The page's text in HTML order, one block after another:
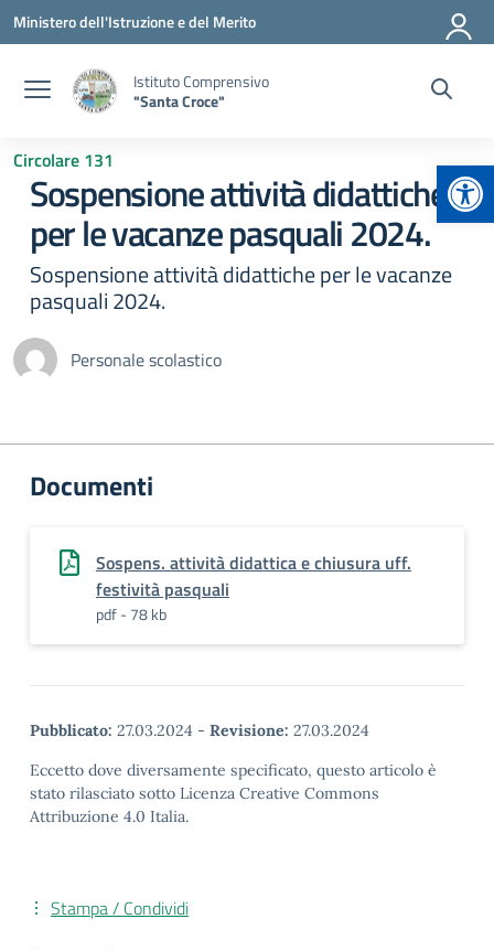
Vai ai contenuti
Vai al menu di navigazione
Vai al footer
Ministero dell'Istruzione e del Merito
Istituto Comprensivo
"Santa Croce"
Circolare 131
Sospensione attività didattiche
per le vacanze pasquali 2024.
Sospensione attività didattiche per le vacanze
pasquali 2024.
Personale scolastico
Documenti
Sospens. attività didattica e chiusura uff.
festività pasquali
pdf - 78 kb
Pubblicato: 27.03.2024 - Revisione: 27.03.2024
Eccetto dove diversamente specificato, questo articolo è
stato rilasciato sotto Licenza Creative Commons
Attribuzione 4.0 Italia.
Stampa / Condividi